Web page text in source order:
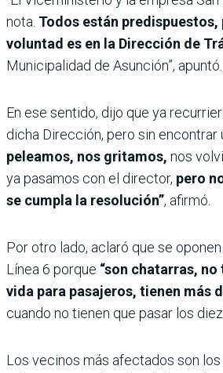
nota. Todos están predispuestos,
voluntad es en la Dirección de
Municipalidad de Asunción”, apuntó.
En ese sentido, dijo que ya
dicha Dirección, pero sin encontrar
peleamos, nos gritamos, nos
ya pasamos con el director, pero
se cumpla la resolución”, afirmó.
Por otro lado, aclaró que se
Línea 6 porque “son chatarras,
vida para pasajeros, tienen más
cuando no tienen que pasar los
Los vecinos más afectados son